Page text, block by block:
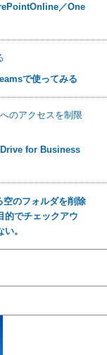
／One
で使ってみる
for Business
のフォルダを削除
でチェックアウ
。